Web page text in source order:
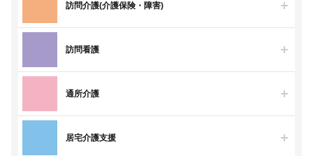
訪問介護(介護保険・障害)
訪問看護
通所介護
居宅介護支援